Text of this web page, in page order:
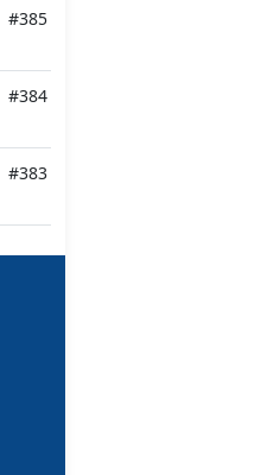
#385
#384
#383
#382